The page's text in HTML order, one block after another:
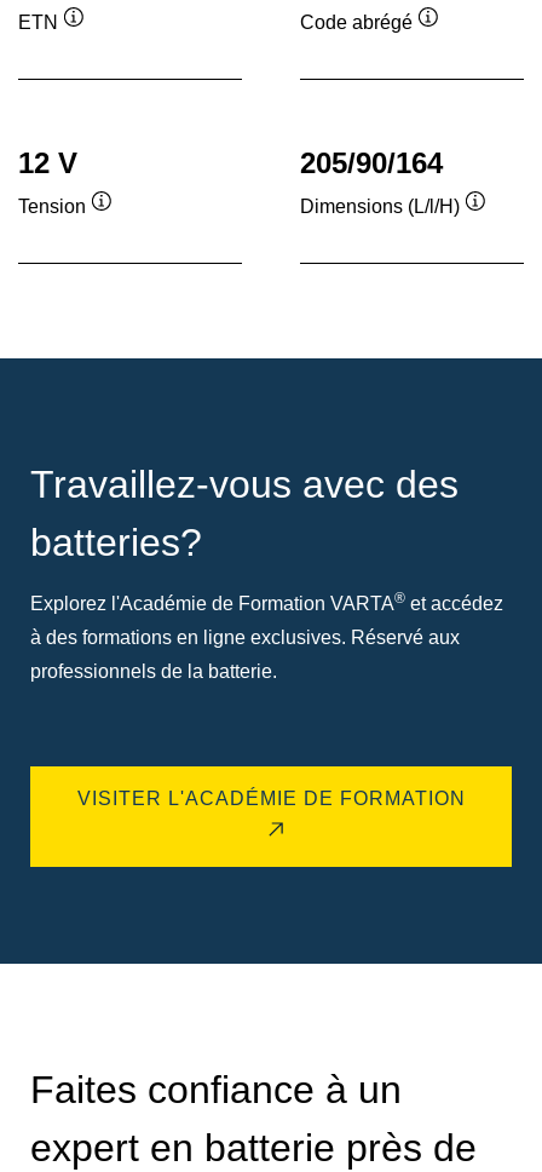
ETN
Code abrégé
12 V
Tension
205/90/164
Dimensions (L/l/H)
Travaillez-vous avec des
batteries?
Explorez l'Académie de Formation VARTA® et accédez
à des formations en ligne exclusives. Réservé aux
professionnels de la batterie.
VISITER L'ACADÉMIE DE FORMATION
Faites confiance à un
expert en batterie près de